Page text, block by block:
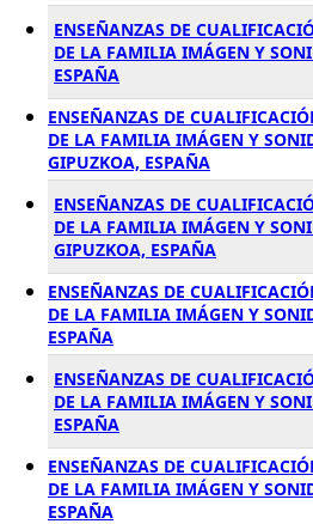
ENSEÑANZAS DE
DE LA FAMILIA IMÁGEN Y
ESPAÑA
ENSEÑANZAS DE
DE LA FAMILIA IMÁGEN Y
GIPUZKOA, ESPAÑA
ENSEÑANZAS DE
DE LA FAMILIA IMÁGEN Y
GIPUZKOA, ESPAÑA
ENSEÑANZAS DE
DE LA FAMILIA IMÁGEN Y
ESPAÑA
ENSEÑANZAS DE
DE LA FAMILIA IMÁGEN Y
ESPAÑA
ENSEÑANZAS DE
DE LA FAMILIA IMÁGEN Y
ESPAÑA